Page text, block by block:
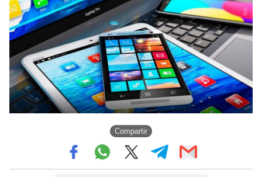
Compartir